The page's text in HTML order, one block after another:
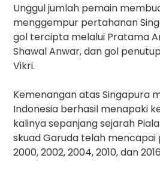
Unggul jumlah pemain
menggempur pertahanan
gol tercipta melalui Pratama
Shawal Anwar, dan gol
Vikri.
Kemenangan atas Singapura
Indonesia berhasil menapaki
kalinya sepanjang sejarah
skuad Garuda telah
2000, 2002, 2004, 2010, dan